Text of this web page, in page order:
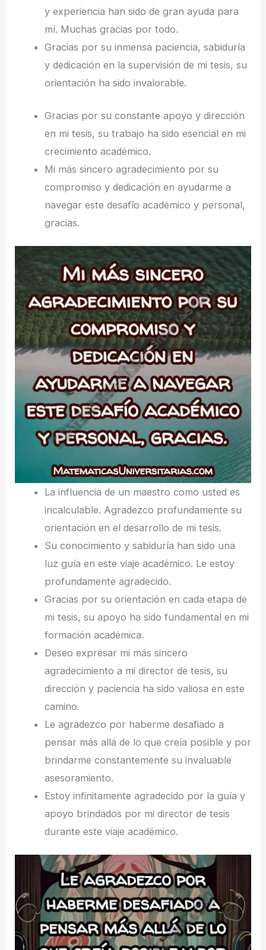
y experiencia han sido de gran ayuda para
mí. Muchas gracias por todo.
Gracias por su inmensa paciencia, sabiduría
y dedicación en la supervisión de mi tesis, su
orientación ha sido invalorable.
Gracias por su constante apoyo y dirección
en mi tesis, su trabajo ha sido esencial en mi
crecimiento académico.
Mi más sincero agradecimiento por su
compromiso y dedicación en ayudarme a
navegar este desafío académico y personal,
gracias.
La influencia de un maestro como usted es
incalculable. Agradezco profundamente su
orientación en el desarrollo de mi tesis.
Su conocimiento y sabiduría han sido una
luz guía en este viaje académico. Le estoy
profundamente agradecido.
Gracias por su orientación en cada etapa de
mi tesis, su apoyo ha sido fundamental en mi
formación académica.
Deseo expresar mi más sincero
agradecimiento a mi director de tesis, su
dirección y paciencia ha sido valiosa en este
camino.
Le agradezco por haberme desafiado a
pensar más allá de lo que creía posible y por
brindarme constantemente su invaluable
asesoramiento.
Estoy infinitamente agradecido por la guía y
apoyo brindados por mi director de tesis
durante este viaje académico.